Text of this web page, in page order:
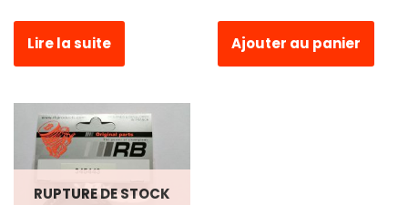
Lire la suite Ajouter au panier
RUPTURE DE STOCK